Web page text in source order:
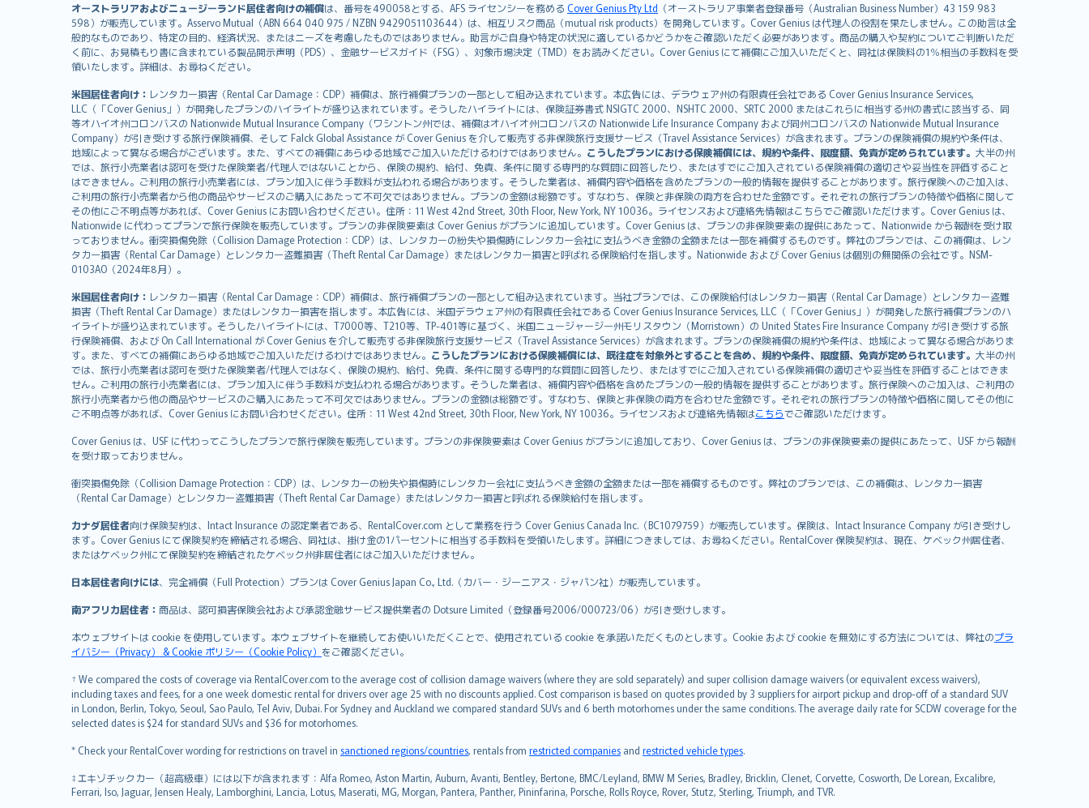
オーストラリアおよびニュージーランド居住者向けの補償は、番号を490058とする、AFS ライセンシーを務める Cover Genius Pty Ltd （オーストラリア事業者登録番号（Australian Business Number）43 159 983
598）が販売しています。Asservo Mutual（ABN 664 040 975 / NZBN 9429051103644）は、相互リスク商品（mutual risk products）を開発しています。Cover Genius は代理人の役割を果たしません。この助言は全
般的なものであり、特定の目的、経済状況、またはニーズを考慮したものではありません。助言がご自身や特定の状況に適しているかどうかをご確認いただく必要があります。商品の購入や契約についてご判断いただ
く前に、お見積もり書に含まれている製品開示声明（PDS）、金融サービスガイド（FSG）、対象市場決定（TMD）をお読みください。Cover Genius にて補償にご加入いただくと、同社は保険料の1％相当の手数料を受
領いたします。詳細は、お尋ねください。
米国居住者向け： レンタカー損害（Rental Car Damage：CDP）補償は、旅行補償プランの一部として組み込まれています。本広告には、デラウェア州の有限責任会社である Cover Genius Insurance Services,
LLC（「Cover Genius」）が開発したプランのハイライトが盛り込まれています。そうしたハイライトには、保険証券書式 NSIGTC 2000、NSHTC 2000、SRTC 2000 またはこれらに相当する州の書式に該当する、同
等オハイオ州コロンバスの Nationwide Mutual Insurance Company（ワシントン州では、補償はオハイオ州コロンバスの Nationwide Life Insurance Company および同州コロンバスの Nationwide Mutual Insurance
Company）が引き受けする旅行保険補償、そして Falck Global Assistance が Cover Genius を介して販売する非保険旅行支援サービス（Travel Assistance Services）が含まれます。プランの保険補償の規約や条件は、
地域によって異なる場合がございます。また、すべての補償にあらゆる地域でご加入いただけるわけではありません。 こうしたプランにおける保険補償には、規約や条件、限度額、免責が定められています。 大半の州
では、旅行小売業者は認可を受けた保険業者/代理人ではないことから、保険の規約、給付、免責、条件に関する専門的な質問に回答したり、またはすでにご加入されている保険補償の適切さや妥当性を評価すること
はできません。ご利用の旅行小売業者には、プラン加入に伴う手数料が支払われる場合があります。そうした業者は、補償内容や価格を含めたプランの一般的情報を提供することがあります。旅行保険へのご加入は、
ご利用の旅行小売業者から他の商品やサービスのご購入にあたって不可欠ではありません。プランの金額は総額です。すなわち、保険と非保険の両方を合わせた金額です。それぞれの旅行プランの特徴や価格に関して
その他にご不明点等があれば、Cover Genius にお問い合わせください。住所：11 West 42nd Street, 30th Floor, New York, NY 10036。ライセンスおよび連絡先情報はこちらでご確認いただけます。Cover Genius は、
Nationwide に代わってプランで旅行保険を販売しています。プランの非保険要素は Cover Genius がプランに追加しています。Cover Genius は、プランの非保険要素の提供にあたって、Nationwide から報酬を受け取
っておりません。衝突損傷免除（Collision Damage Protection：CDP）は、レンタカーの紛失や損傷時にレンタカー会社に支払うべき金額の全額または一部を補償するものです。弊社のプランでは、この補償は、レン
タカー損害（Rental Car Damage）とレンタカー盗難損害（Theft Rental Car Damage）またはレンタカー損害と呼ばれる保険給付を指します。Nationwide および Cover Genius は個別の無関係の会社です。NSM-
0103AO（2024年8月）。
米国居住者向け： レンタカー損害（Rental Car Damage：CDP）補償は、旅行補償プランの一部として組み込まれています。当社プランでは、この保険給付はレンタカー損害（Rental Car Damage）とレンタカー盗難
損害（Theft Rental Car Damage）またはレンタカー損害を指します。本広告には、米国デラウェア州の有限責任会社である Cover Genius Insurance Services, LLC（「Cover Genius」）が開発した旅行補償プランのハ
イライトが盛り込まれています。そうしたハイライトには、T7000等、T210等、TP-401等に基づく、米国ニュージャージー州モリスタウン（Morristown）の United States Fire Insurance Company が引き受けする旅
行保険補償、および On Call International が Cover Genius を介して販売する非保険旅行支援サービス（Travel Assistance Services）が含まれます。プランの保険補償の規約や条件は、地域によって異なる場合がありま
す。また、すべての補償にあらゆる地域でご加入いただけるわけではありません。 こうしたプランにおける保険補償には、既往症を対象外とすることを含め、規約や条件、限度額、免責が定められています。 大半の州
では、旅行小売業者は認可を受けた保険業者/代理人ではなく、保険の規約、給付、免責、条件に関する専門的な質問に回答したり、またはすでにご加入されている保険補償の適切さや妥当性を評価することはできま
せん。ご利用の旅行小売業者には、プラン加入に伴う手数料が支払われる場合があります。そうした業者は、補償内容や価格を含めたプランの一般的情報を提供することがあります。旅行保険へのご加入は、ご利用の
旅行小売業者から他の商品やサービスのご購入にあたって不可欠ではありません。プランの金額は総額です。すなわち、保険と非保険の両方を合わせた金額です。それぞれの旅行プランの特徴や価格に関してその他に
ご不明点等があれば、Cover Genius にお問い合わせください。住所：11 West 42nd Street, 30th Floor, New York, NY 10036。ライセンスおよび連絡先情報はこちらでご確認いただけます。
Cover Genius は、USF に代わってこうしたプランで旅行保険を販売しています。プランの非保険要素は Cover Genius がプランに追加しており、Cover Genius は、プランの非保険要素の提供にあたって、USF から報酬
を受け取っておりません。
衝突損傷免除（Collision Damage Protection：CDP）は、レンタカーの紛失や損傷時にレンタカー会社に支払うべき金額の全額または一部を補償するものです。弊社のプランでは、この補償は、レンタカー損害
（Rental Car Damage）とレンタカー盗難損害（Theft Rental Car Damage）またはレンタカー損害と呼ばれる保険給付を指します。
カナダ居住者向け保険契約は、Intact Insurance の認定業者である、RentalCover.com として業務を行う Cover Genius Canada Inc.（BC1079759）が販売しています。保険は、Intact Insurance Company が引き受けし
ます。Cover Genius にて保険契約を締結される場合、同社は、掛け金の1パーセントに相当する手数料を受領いたします。詳細につきましては、お尋ねください。RentalCover 保険契約は、現在、ケベック州居住者、
またはケベック州にて保険契約を締結されたケベック州非居住者にはご加入いただけません。
日本居住者向けには、完全補償（Full Protection）プランは Cover Genius Japan Co., Ltd.（カバー・ジーニアス・ジャパン社）が販売しています。
南アフリカ居住者： 商品は、認可損害保険会社および承認金融サービス提供業者の Dotsure Limited（登録番号2006/000723/06）が引き受けします。
本ウェブサイトは cookie を使用しています。本ウェブサイトを継続してお使いいただくことで、使用されている cookie を承諾いただくものとします。Cookie および cookie を無効にする方法については、弊社のプラ
イバシー（Privacy） & Cookie ポリシー（Cookie Policy） をご確認ください。
† We compared the costs of coverage via RentalCover.com to the average cost of collision damage waivers (where they are sold separately) and super collision damage waivers (or equivalent excess waivers),
including taxes and fees, for a one week domestic rental for drivers over age 25 with no discounts applied. Cost comparison is based on quotes provided by 3 suppliers for airport pickup and drop-off of a standard SUV
in London, Berlin, Tokyo, Seoul, Sao Paulo, Tel Aviv, Dubai. For Sydney and Auckland we compared standard SUVs and 6 berth motorhomes under the same conditions. The average daily rate for SCDW coverage for the
selected dates is $24 for standard SUVs and $36 for motorhomes.
* Check your RentalCover wording for restrictions on travel in sanctioned regions/countries, rentals from restricted companies and restricted vehicle types.
‡エキゾチックカー（超高級車）には以下が含まれます：Alfa Romeo, Aston Martin, Auburn, Avanti, Bentley, Bertone, BMC/Leyland, BMW M Series, Bradley, Bricklin, Clenet, Corvette, Cosworth, De Lorean, Excalibre,
Ferrari, Iso, Jaguar, Jensen Healy, Lamborghini, Lancia, Lotus, Maserati, MG, Morgan, Pantera, Panther, Pininfarina, Porsche, Rolls Royce, Rover, Stutz, Sterling, Triumph, and TVR.
italiano
简体中文
繁體中文
Português
polski
עברית
Português
svenska
日本語
한국어
dansk
norsk
suomi
العربيّة
česky
Русский
ภาษาไทย
български
català
Hrvatski
eesti
Ελληνικά
Magyar
Íslenska
Bahasa Indonesia
latviešu
Lietuviškai
Bahasa Melayu
Română
Slovensky
Slovenščina
Українська
Tiếng Việt